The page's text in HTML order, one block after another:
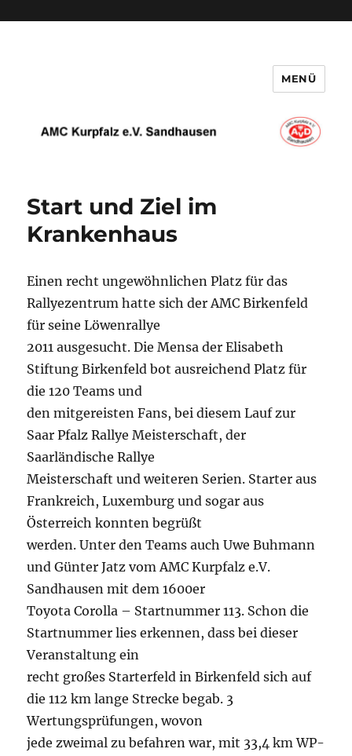
AMC Kurpfalz e.V. Sandhausen
MENÜ
Start und Ziel im
Krankenhaus
Einen recht ungewöhnlichen Platz für das
Rallyezentrum hatte sich der AMC Birkenfeld
für seine Löwenrallye
2011 ausgesucht. Die Mensa der Elisabeth
Stiftung Birkenfeld bot ausreichend Platz für
die 120 Teams und
den mitgereisten Fans, bei diesem Lauf zur
Saar Pfalz Rallye Meisterschaft, der
Saarländische Rallye
Meisterschaft und weiteren Serien. Starter aus
Frankreich, Luxemburg und sogar aus
Österreich konnten begrüßt
werden. Unter den Teams auch Uwe Buhmann
und Günter Jatz vom AMC Kurpfalz e.V.
Sandhausen mit dem 1600er
Toyota Corolla – Startnummer 113. Schon die
Startnummer lies erkennen, dass bei dieser
Veranstaltung ein
recht großes Starterfeld in Birkenfeld sich auf
die 112 km lange Strecke begab. 3
Wertungsprüfungen, wovon
jede zweimal zu befahren war, mit 33,4 km WP-